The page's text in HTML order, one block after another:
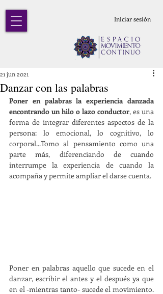
Iniciar sesión
Danzar con las palabras
21 jun 2021
Poner en palabras la experiencia danzada
encontrando un hilo o lazo conductor, es una
forma de integrar diferentes aspectos de la
persona: lo emocional, lo cognitivo, lo
corporal...Tomo al pensamiento como una
parte más, diferenciando de cuando
interrumpe la experiencia de cuando la
acompaña y permite ampliar el darse cuenta.
Poner en palabras aquello que sucede en el
danzar, escribir el antes y el después ya que